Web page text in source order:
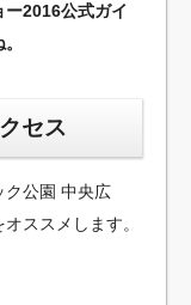
2016公式ガイ
セス
ク公園 中央広
ススメします。